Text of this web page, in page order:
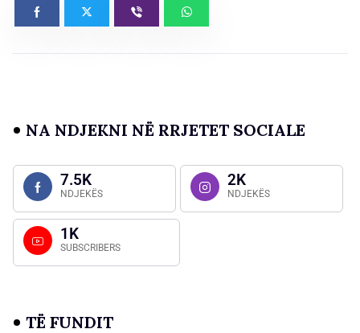
NA NDJEKNI NË RRJETET SOCIALE
7.5K
NDJEKËS
2K
NDJEKËS
1K
SUBSCRIBERS
TË FUNDIT